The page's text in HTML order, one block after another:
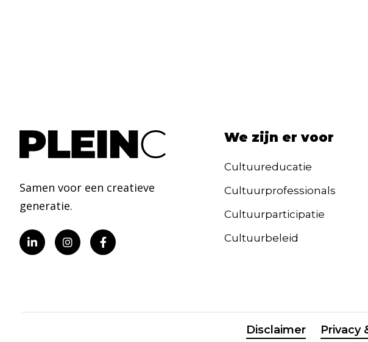
Samen voor een creatieve
generatie.
We zijn er voor
Cultuureducatie
Cultuurprofessionals
Cultuurparticipatie
Cultuurbeleid
Disclaimer Privacy